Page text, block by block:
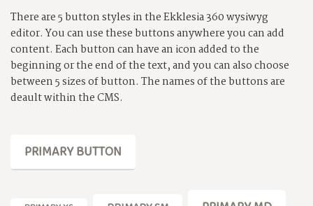
There are 5 button styles in the Ekklesia 360 wysiwyg
editor. You can use these buttons anywhere you can add
content. Each button can have an icon added to the
beginning or the end of the text, and you can also choose
between 5 sizes of button. The names of the buttons are
deault within the CMS.
PRIMARY BUTTON